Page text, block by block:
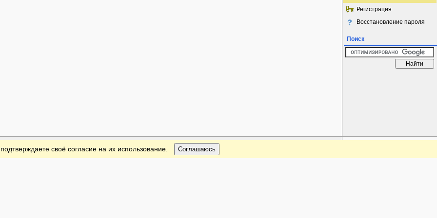
Регистрация
Восстановление пароля
Поиск
своё согласие на их использование. Соглашаюсь